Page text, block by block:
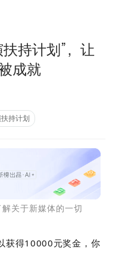
持计划”，让
成就
持计划
关于新媒体的一切
获得10000元奖金，你